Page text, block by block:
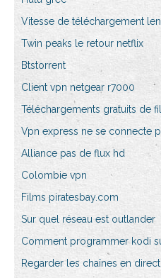
Vitesse de téléchargement
Twin peaks le retour netflix
Btstorrent
Client vpn netgear r7000
Téléchargements gratuits de
Vpn express ne se connecte
Alliance pas de flux hd
Colombie vpn
Films piratesbay.com
Sur quel réseau est outlander
Comment programmer kodi
Regarder les chaînes en